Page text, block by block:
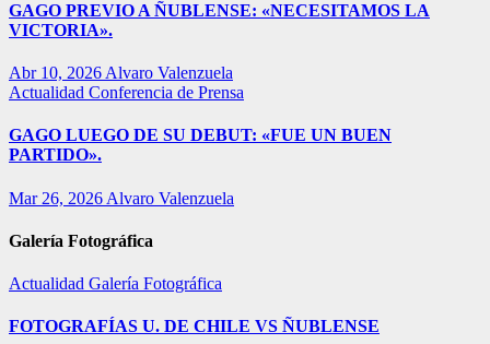
GAGO PREVIO A ÑUBLENSE: «NECESITAMOS LA
VICTORIA».
Abr 10, 2026 Alvaro Valenzuela
Actualidad Conferencia de Prensa
GAGO LUEGO DE SU DEBUT: «FUE UN BUEN
PARTIDO».
Mar 26, 2026 Alvaro Valenzuela
Galería Fotográfica
Actualidad Galería Fotográfica
FOTOGRAFÍAS U. DE CHILE VS ÑUBLENSE